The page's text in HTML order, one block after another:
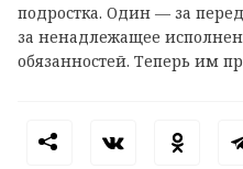
подростка. Один — за
за ненадлежащее
обязанностей. Теперь им